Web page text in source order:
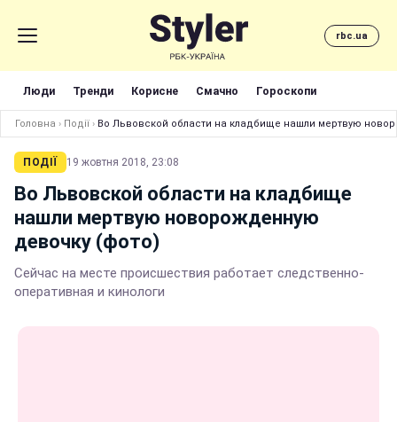
rbc.ua
Люди Тренди Корисне Смачно Гороскопи
Головна › Події › Во Львовской области на кладбище нашли мертвую
ПОДІЇ 19 жовтня 2018, 23:08
Во Львовской области на кладбище
нашли мертвую новорожденную
девочку (фото)
Сейчас на месте происшествия работает следственно-
оперативная и кинологи